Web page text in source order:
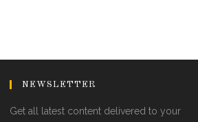
NEWSLETTER
Get all latest content delivered to your